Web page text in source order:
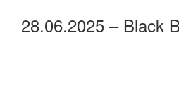
28.06.2025 – Black